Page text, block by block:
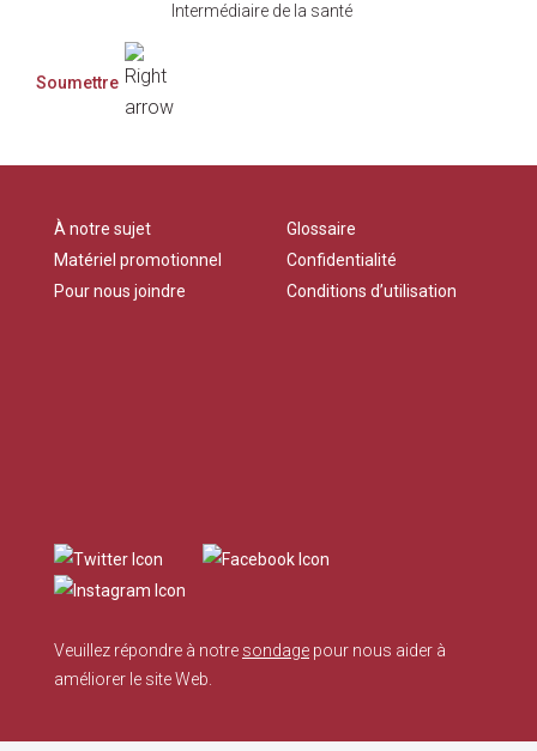
Intermédiaire de la santé
À notre sujet
Matériel promotionnel
Pour nous joindre
Glossaire
Confidentialité
Conditions d’utilisation
Veuillez répondre à notre sondage pour nous aider à
améliorer le site Web.